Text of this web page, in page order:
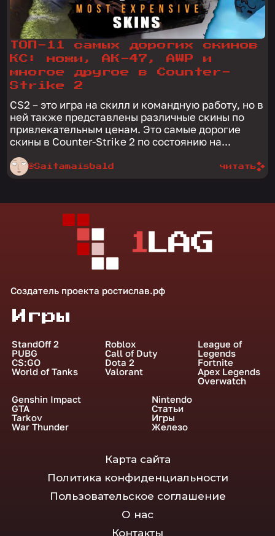
ТОП-11 самых дорогих скинов
КС: ножи, АК-47, AWP и
многое другое в Counter-
Strike 2
CS2 – это игра на скилл и командную работу, но в
ней также представлены различные скины по
привлекательным ценам. Это самые дорогие
скины в Counter-Strike 2 по состоянию на...
@Saitamaisbald читать
Создатель проекта ростислав.рф
Игры
StandOff 2
PUBG
CS:GO
World of Tanks
Roblox
Call of Duty
Dota 2
Valorant
League of
Legends
Fortnite
Apex Legends
Overwatch
Genshin Impact
GTA
Tarkov
War Thunder
Nintendo
Статьи
Игры
Железо
Карта сайта
Политика конфиденциальности
Пользовательское соглашение
О нас
Контакты